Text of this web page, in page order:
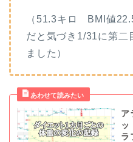
（51.3キロ BMI値
だと気づき1/31に第二
ました）
ア
ッ
ラ